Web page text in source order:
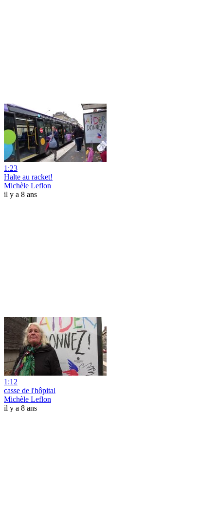
1:23
Halte au racket!
Michèle Leflon
il y a 8 ans
1:12
casse de l'hôpital
Michèle Leflon
il y a 8 ans